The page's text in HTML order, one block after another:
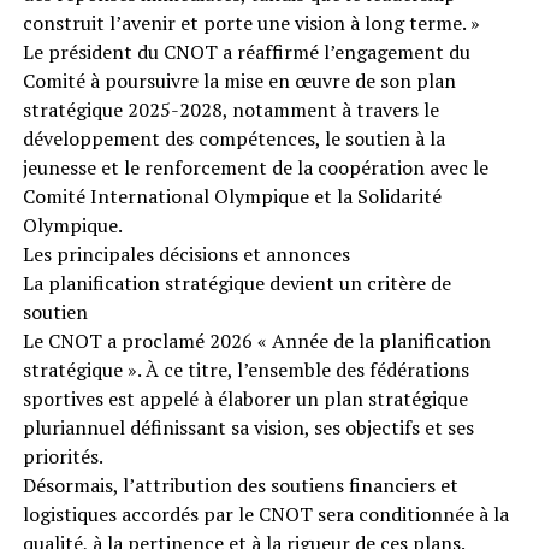
construit l’avenir et porte une vision à long terme. »
Le président du CNOT a réaffirmé l’engagement du
Comité à poursuivre la mise en œuvre de son plan
stratégique 2025-2028, notamment à travers le
développement des compétences, le soutien à la
jeunesse et le renforcement de la coopération avec le
Comité International Olympique et la Solidarité
Olympique.
Les principales décisions et annonces
La planification stratégique devient un critère de
soutien
Le CNOT a proclamé 2026 « Année de la planification
stratégique ». À ce titre, l’ensemble des fédérations
sportives est appelé à élaborer un plan stratégique
pluriannuel définissant sa vision, ses objectifs et ses
priorités.
Désormais, l’attribution des soutiens financiers et
logistiques accordés par le CNOT sera conditionnée à la
qualité, à la pertinence et à la rigueur de ces plans.